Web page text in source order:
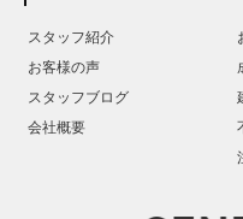
スタッフ紹介
お客様の声
スタッフブログ
会社概要